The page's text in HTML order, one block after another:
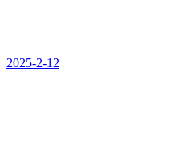
2025-2-12